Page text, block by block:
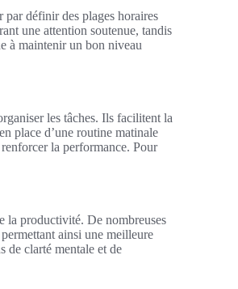
par définir des plages horaires
une attention soutenue, tandis
à maintenir un bon niveau
les tâches. Ils facilitent la
place d’une routine matinale
la performance. Pour
la productivité. De nombreuses
ainsi une meilleure
de clarté mentale et de